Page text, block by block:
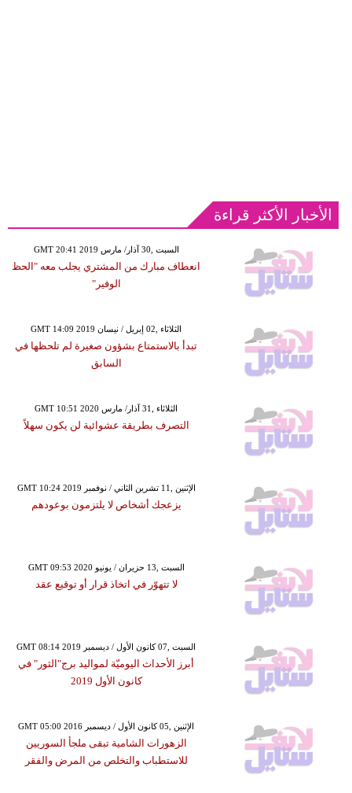
الأخبار الأكثر قراءة
GMT 20:41 2019 السبت ,30 آذار/ مارس
انعطاف مبارك من المشتري يجلب معه "الحظ
الوفير"
GMT 14:09 2019 الثلاثاء ,02 إبريل / نيسان
تبدأ بالاستمتاع بشؤون صغيرة لم تلحظها في
السابق
GMT 10:51 2020 الثلاثاء ,31 آذار/ مارس
التصرف بطريقة عشوائية لن يكون سهلاً
GMT 10:24 2019 الإثنين ,11 تشرين الثاني / نوفمبر
يزعجك أشخاص لا يلتزمون بوعودهم
GMT 09:53 2020 السبت ,13 حزيران / يونيو
لا تتهوّر في اتخاذ قرار أو توقيع عقد
GMT 08:14 2019 السبت ,07 كانون الأول / ديسمبر
أبرز الأحداث اليوميّة لمواليد برج"الثور" في
كانون الأول 2019
GMT 05:00 2016 الإثنين ,05 كانون الأول / ديسمبر
الزهورات الشامية تبقى ملجأ السوريين
للاستطباب والتخلص من المرض والفقر